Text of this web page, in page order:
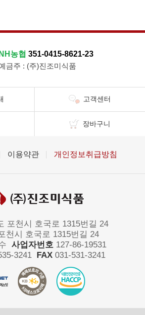
NH농협 351-0415-8621-23
금주 : (주)진조미식품
고객센터
장바구니
이용약관 개인정보취급방침
포천시 호국로 1315번길 24
천시 호국로 1315번길 24
사업자번호 127-86-19531
3241 FAX031-531-3241